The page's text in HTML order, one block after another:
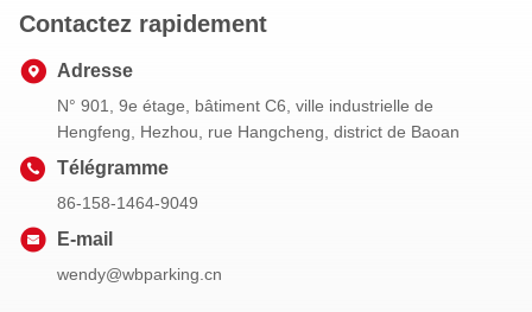
Contactez rapidement
Adresse
N° 901, 9e étage, bâtiment C6, ville industrielle de
Hengfeng, Hezhou, rue Hangcheng, district de Baoan
Télégramme
86-158-1464-9049
E-mail
wendy@wbparking.cn